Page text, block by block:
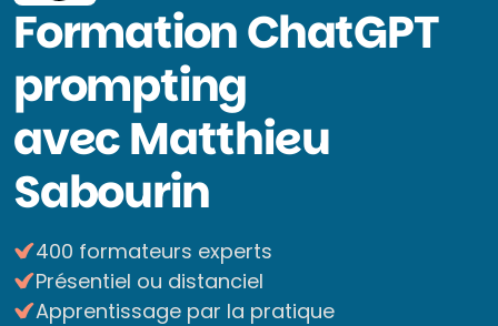
FormationChatGPT
prompting
avec Matthieu
Sabourin
400 formateurs experts
Présentiel ou distanciel
Apprentissage par la pratique